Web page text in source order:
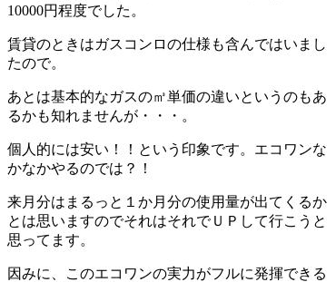
10000円程度でした。
賃貸のときはガスコンロの仕様も含んではいまし
たので。
あとは基本的なガスの㎥単価の違いというのもあ
るかも知れませんが・・・。
個人的には安い！！という印象です。エコワンな
かなかやるのでは？！
来月分はまるっと１か月分の使用量が出てくるか
とは思いますのでそれはそれでＵＰして行こうと
思ってます。
因みに、このエコワンの実力がフルに発揮できる